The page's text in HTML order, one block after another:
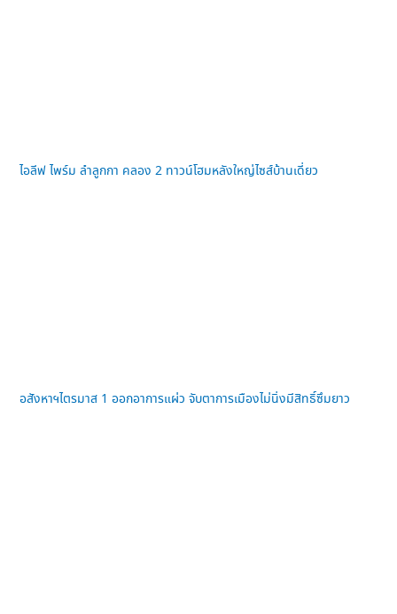
ไอลีฟ ไพร์ม ลำลูกกา คลอง 2 ทาวน์โฮมหลังใหญ่ไซส์บ้านเดี่ยว
อสังหาฯไตรมาส 1 ออกอาการแผ่ว จับตาการเมืองไม่นิ่งมีสิทธิ์ซึมยาว